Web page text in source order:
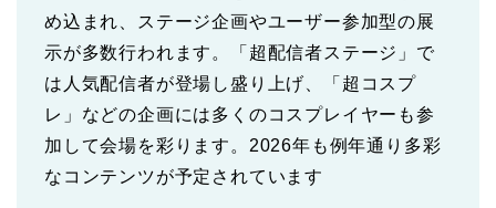
め込まれ、ステージ企画やユーザー参加型の展
示が多数行われます。「超配信者ステージ」で
は人気配信者が登場し盛り上げ、「超コスプ
レ」などの企画には多くのコスプレイヤーも参
加して会場を彩ります。2026年も例年通り多彩
なコンテンツが予定されています